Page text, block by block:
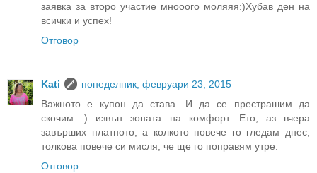
заявка за второ участие мнооого моляяя:)Хубав ден на
всички и успех!
Отговор
Kati
понеделник, февруари 23, 2015
Важното е купон да става. И да се престрашим да
скочим :) извън зоната на комфорт. Ето, аз вчера
завърших платното, а колкото повече го гледам днес,
толкова повече си мисля, че ще го поправям утре.
Отговор